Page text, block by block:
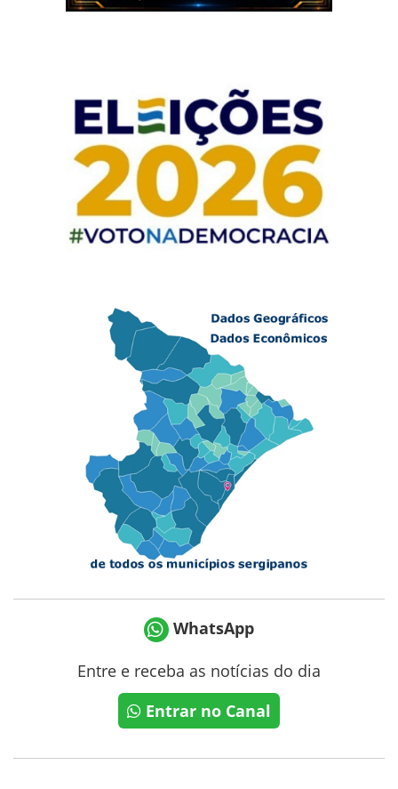
WhatsApp
Entre e receba as notícias do dia
Entrar no Canal